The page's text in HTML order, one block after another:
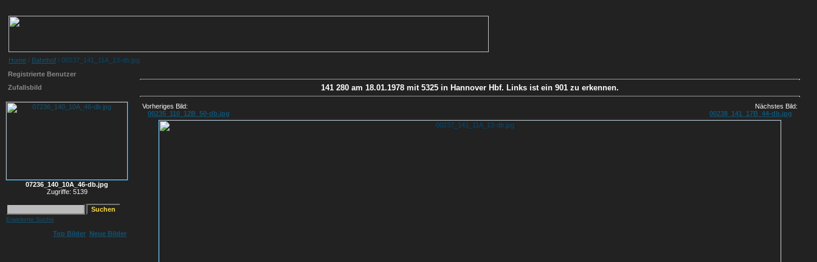
Home / Bahnhof / 00237_141_11A_13-db.jpg
Registrierte Benutzer
Zufallsbild
07236_140_10A_46-db.jpg
Zugriffe: 5139
Erweiterte Suche
Top Bilder Neue Bilder
141 280 am 18.01.1978 mit 5325 in Hannover Hbf. Links ist ein 901 zu erkennen.
Vorheriges Bild:
00235_110_12B_50-db.jpg
Nächstes Bild:
00238_141_17B_44-db.jpg